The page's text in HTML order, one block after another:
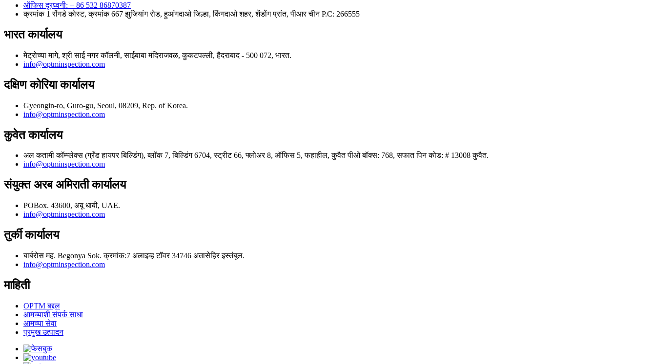
ऑफिस दूरध्वनी: + 86 532 86870387
क्रमांक 1 रोंगडे कोस्ट, क्रमांक 667 झुजियांग रोड, हुआंगदाओ जिल्हा, किंगदाओ शहर, शेंडोंग प्रांत, पीआर चीन Р.С: 266555
भारत कार्यालय
मेट्रोच्या मागे, श्री साई नगर कॉलनी, साईबाबा मंदिराजवळ, कुकटपल्ली, हैदराबाद - 500 072, भारत.
info@optminspection.com
दक्षिण कोरिया कार्यालय
Gyeongin-ro, Guro-gu, Seoul, 08209, Rep. of Korea.
info@optminspection.com
कुवेत कार्यालय
अल कतामी कॉम्प्लेक्स (ग्रँड हायपर बिल्डिंग), ब्लॉक 7, बिल्डिंग 6704, स्ट्रीट 66, फ्लोअर 8, ऑफिस 5, फहाहील, कुवैत पीओ बॉक्स: 768, सफात पिन कोड: # 13008 कुवैत.
info@optminspection.com
संयुक्त अरब अमिराती कार्यालय
POBox. 43600, अबू धाबी, UAE.
info@optminspection.com
तुर्की कार्यालय
बार्बरोस मह. Begonya Sok. क्रमांक:7 अलाइव्ह टॉवर 34746 अतासेहिर इस्तंबूल.
info@optminspection.com
माहिती
OPTM बद्दल
आमच्याशी संपर्क साधा
आमच्या सेवा
प्रमुख उत्पादन